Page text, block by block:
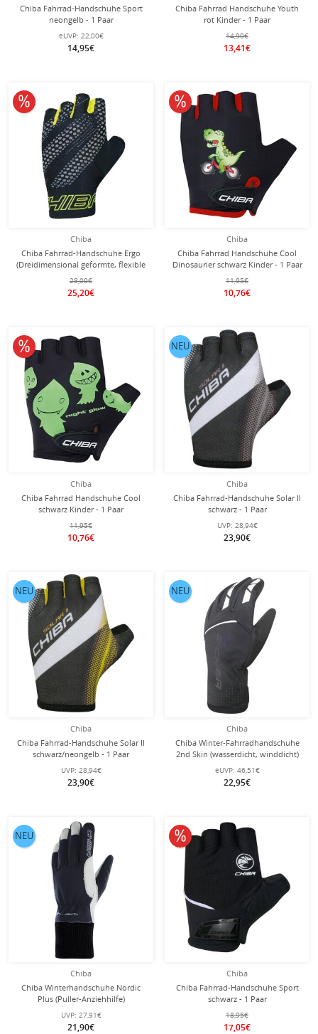
Chiba Fahrrad-Handschuhe Sport
neongelb - 1 Paar
eUVP: 22,00€
14,95€
Chiba Fahrrad Handschuhe Youth
rot Kinder - 1 Paar
14,90€
13,41€
Chiba
Chiba Fahrrad-Handschuhe Ergo
(Dreidimensional geformte, flexible
Innenhand) schwarz/gelb - 1 Paar
28,00€
25,20€
10% reduziert
Chiba
Chiba Fahrrad Handschuhe Cool
Dinosaurier schwarz Kinder - 1 Paar
11,95€
10,76€
10% reduziert
Chiba
Chiba Fahrrad Handschuhe Cool
schwarz Kinder - 1 Paar
11,95€
10,76€
10% reduziert
Chiba
Chiba Fahrrad-Handschuhe Solar II
schwarz - 1 Paar
UVP: 28,94€
23,90€
NEU
Chiba
Chiba Fahrrad-Handschuhe Solar II
schwarz/neongelb - 1 Paar
UVP: 28,94€
23,90€
NEU
Chiba
Chiba Winter-Fahrradhandschuhe
2nd Skin (wasserdicht, winddicht)
schwarz - 1 Paar
eUVP: 46,51€
22,95€
NEU
Chiba
Chiba Winterhandschuhe Nordic
Plus (Puller-Anziehhilfe)
dunkelgrau/schwarz - 1 Paar
UVP: 27,91€
21,90€
NEU
Chiba
Chiba Fahrrad-Handschuhe Sport
schwarz - 1 Paar
18,95€
17,05€
10% reduziert